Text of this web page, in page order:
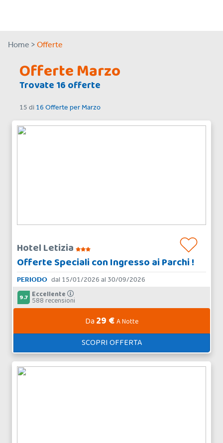
Home > Offerte
Offerte Marzo
Trovate 16 offerte
15 di 16 Offerte per Marzo
Hotel Letizia
Offerte Speciali con Ingresso ai Parchi !
PERIODO dal 15/01/2026 al 30/09/2026
9.7 Eccellente
588 recensioni
Da 29 €A Notte
SCOPRI OFFERTA